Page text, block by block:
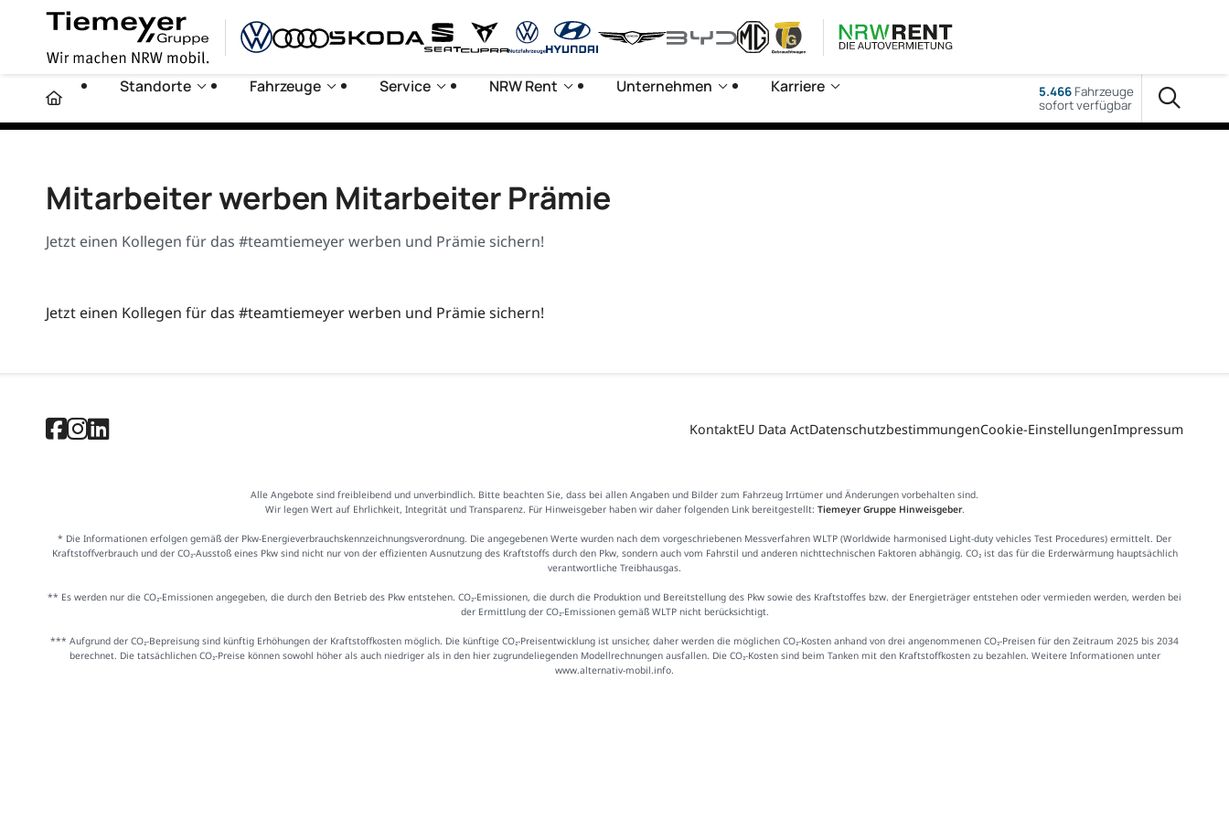
Standorte Fahrzeuge Service NRW Rent Unternehmen Karriere 5.466Fahrzeuge
sofort verfügbar
Mitarbeiter werben Mitarbeiter Prämie
Jetzt einen Kollegen für das #teamtiemeyer werben und Prämie sichern!
Jetzt einen Kollegen für das #teamtiemeyer werben und Prämie sichern!
KontaktEU Data ActDatenschutzbestimmungenCookie-EinstellungenImpressum
Alle Angebote sind freibleibend und unverbindlich. Bitte beachten Sie, dass bei allen Angaben und Bilder zum Fahrzeug Irrtümer und Änderungen vorbehalten sind.
Wir legen Wert auf Ehrlichkeit, Integrität und Transparenz. Für Hinweisgeber haben wir daher folgenden Link bereitgestellt: Tiemeyer Gruppe Hinweisgeber.
* Die Informationen erfolgen gemäß der Pkw-Energieverbrauchskennzeichnungsverordnung. Die angegebenen Werte wurden nach dem vorgeschriebenen Messverfahren WLTP (Worldwide harmonised Light-duty vehicles Test Procedures) ermittelt. Der
Kraftstoffverbrauch und der CO₂-Ausstoß eines Pkw sind nicht nur von der effizienten Ausnutzung des Kraftstoffs durch den Pkw, sondern auch vom Fahrstil und anderen nichttechnischen Faktoren abhängig. CO₂ ist das für die Erderwärmung hauptsächlich
verantwortliche Treibhausgas.
** Es werden nur die CO₂-Emissionen angegeben, die durch den Betrieb des Pkw entstehen. CO₂-Emissionen, die durch die Produktion und Bereitstellung des Pkw sowie des Kraftstoffes bzw. der Energieträger entstehen oder vermieden werden, werden bei
der Ermittlung der CO₂-Emissionen gemäß WLTP nicht berücksichtigt.
*** Aufgrund der CO₂-Bepreisung sind künftig Erhöhungen der Kraftstoffkosten möglich. Die künftige CO₂-Preisentwicklung ist unsicher, daher werden die möglichen CO₂-Kosten anhand von drei angenommenen CO₂-Preisen für den Zeitraum 2025 bis 2034
berechnet. Die tatsächlichen CO₂-Preise können sowohl höher als auch niedriger als in den hier zugrundeliegenden Modellrechnungen ausfallen. Die CO₂-Kosten sind beim Tanken mit den Kraftstoffkosten zu bezahlen. Weitere Informationen unter
www.alternativ-mobil.info.